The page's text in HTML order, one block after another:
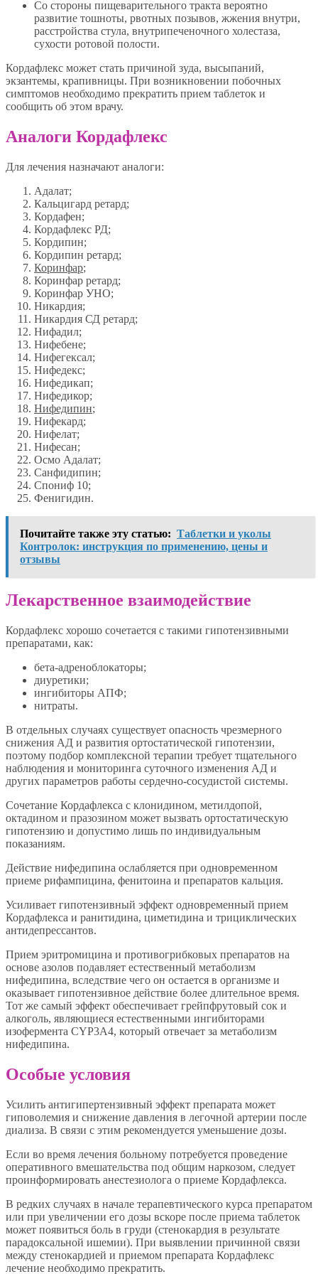
Со стороны пищеварительного тракта вероятно
развитие тошноты, рвотных позывов, жжения внутри,
расстройства стула, внутрипеченочного холестаза,
сухости ротовой полости.
Кордафлекс может стать причиной зуда, высыпаний,
экзантемы, крапивницы. При возникновении побочных
симптомов необходимо прекратить прием таблеток и
сообщить об этом врачу.
Аналоги Кордафлекс
Для лечения назначают аналоги:
Адалат;
Кальцигард ретард;
Кордафен;
Кордафлекс РД;
Кордипин;
Кордипин ретард;
Коринфар;
Коринфар ретард;
Коринфар УНО;
Никардия;
Никардия СД ретард;
Нифадил;
Нифебене;
Нифегексал;
Нифедекс;
Нифедикап;
Нифедикор;
Нифедипин;
Нифекард;
Нифелат;
Нифесан;
Осмо Адалат;
Санфидипин;
Спониф 10;
Фенигидин.
Почитайте также эту статью: Таблетки и уколы
Контролок: инструкция по применению, цены и
отзывы
Лекарственное взаимодействие
Кордафлекс хорошо сочетается с такими гипотензивными
препаратами, как:
бета-адреноблокаторы;
диуретики;
ингибиторы АПФ;
нитраты.
В отдельных случаях существует опасность чрезмерного
снижения АД и развития ортостатической гипотензии,
поэтому подбор комплексной терапии требует тщательного
наблюдения и мониторинга суточного изменения АД и
других параметров работы сердечно-сосудистой системы.
Сочетание Кордафлекса с клонидином, метилдопой,
октадином и празозином может вызвать ортостатическую
гипотензию и допустимо лишь по индивидуальным
показаниям.
Действие нифедипина ослабляется при одновременном
приеме рифампицина, фенитоина и препаратов кальция.
Усиливает гипотензивный эффект одновременный прием
Кордафлекса и ранитидина, циметидина и трициклических
антидепрессантов.
Прием эритромицина и противогрибковых препаратов на
основе азолов подавляет естественный метаболизм
нифедипина, вследствие чего он остается в организме и
оказывает гипотензивное действие более длительное время.
Тот же самый эффект обеспечивает грейпфрутовый сок и
алкоголь, являющиеся естественными ингибиторами
изофермента CYP3A4, который отвечает за метаболизм
нифедипина.
Особые условия
Усилить антигипертензивный эффект препарата может
гиповолемия и снижение давления в легочной артерии после
диализа. В связи с этим рекомендуется уменьшение дозы.
Если во время лечения больному потребуется проведение
оперативного вмешательства под общим наркозом, следует
проинформировать анестезиолога о приеме Кордафлекса.
В редких случаях в начале терапевтического курса препаратом
или при увеличении его дозы вскоре после приема таблеток
может появиться боль в груди (стенокардия в результате
парадоксальной ишемии). При выявлении причинной связи
между стенокардией и приемом препарата Кордафлекс
лечение необходимо прекратить.